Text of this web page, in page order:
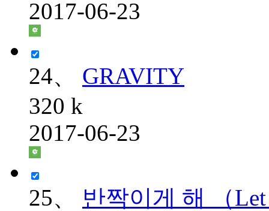
2017-06-23
24、
GRAVITY
320 k
2017-06-23
25、
반짝이게 해 （